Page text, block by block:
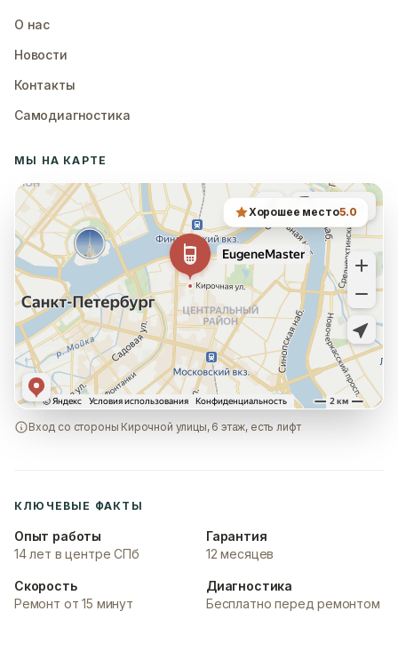
О нас
Новости
Контакты
Самодиагностика
МЫ НА КАРТЕ
Хорошее место5.0
Вход со стороны Кирочной улицы, 6 этаж, есть лифт
КЛЮЧЕВЫЕ ФАКТЫ
Опыт работы
14 лет в центре СПб
Гарантия
12 месяцев
Скорость
Ремонт от 15 минут
Диагностика
Бесплатно перед ремонтом